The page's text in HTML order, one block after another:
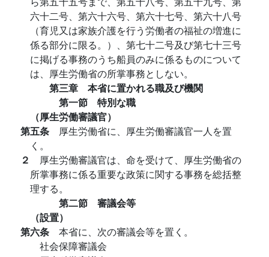
六十二号、第六十六号、第六十七号、第六十八号
（育児又は家族介護を行う労働者の福祉の増進に
係る部分に限る。）、第七十二号及び第七十三号
に掲げる事務のうち船員のみに係るものについて
は、厚生労働省の所掌事務としない。
第三章 本省に置かれる職及び機関
第一節 特別な職
（厚生労働審議官）
第五条 厚生労働省に、厚生労働審議官一人を置
く。
２ 厚生労働審議官は、命を受けて、厚生労働省の
所掌事務に係る重要な政策に関する事務を総括整
理する。
第二節 審議会等
（設置）
第六条 本省に、次の審議会等を置く。
社会保障審議会